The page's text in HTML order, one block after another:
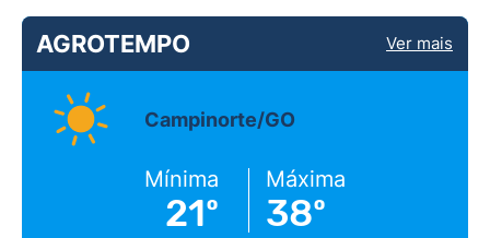
AGROTEMPO Ver mais
Campinorte/GO
Mínima
21º
Máxima
38º